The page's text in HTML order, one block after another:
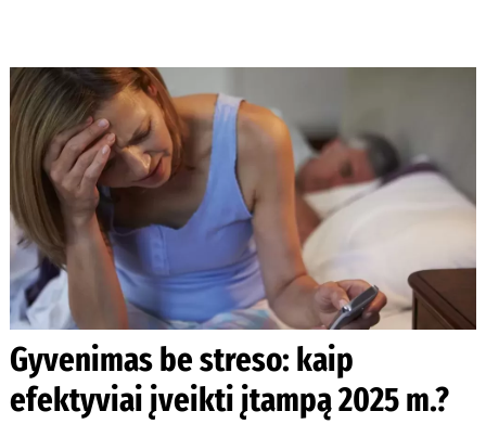
Gyvenimas be streso: kaip
efektyviai įveikti įtampą 2025 m.?